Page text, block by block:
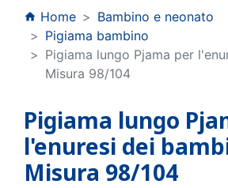
home Home
Bambino e neonato
Pigiama bambino
Pigiama lungo Pjama per
Misura 98/104
Pigiama lungo
l'enuresi dei
Misura 98/104